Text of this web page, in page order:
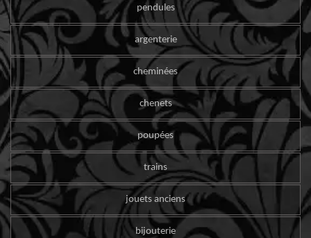
pendules
argenterie
cheminées
chenets
poupées
trains
jouets anciens
bijouterie